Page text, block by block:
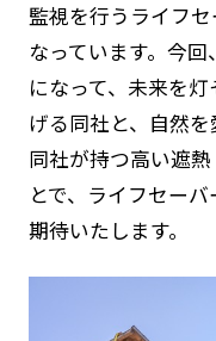
学校の先生方へ
ライフセーバーに
お問い合わせ
監視を行うライフ
なっています。今
になって、未来を
げる同社と、自然を
同社が持つ高い遮
とで、ライフセー
期待いたします。